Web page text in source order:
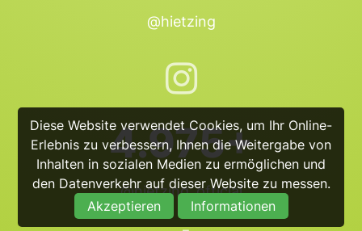
Diese Website verwendet Cookies, um Ihr Online-
Erlebnis zu verbessern, Ihnen die Weitergabe von
Inhalten in sozialen Medien zu ermöglichen und
den Datenverkehr auf dieser Website zu messen.
Akzeptieren
Informationen
@hietzing
4.975+
@hietzing_official